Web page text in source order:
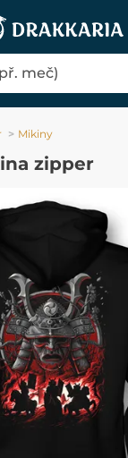
Mikiny
zipper